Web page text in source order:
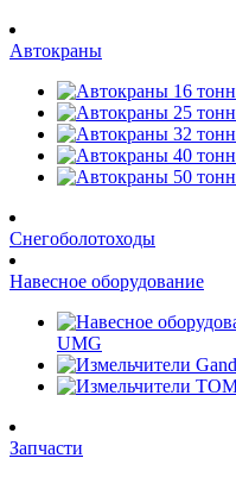
Автокраны
Снегоболотоходы
Навесное оборудование
UMG
Запчасти